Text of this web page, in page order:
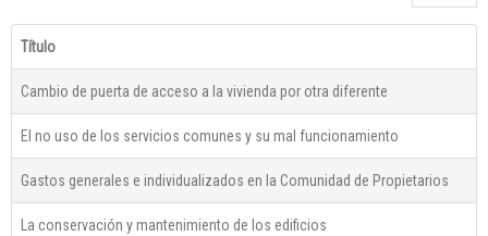
Título
Cambio de puerta de acceso a la vivienda por otra diferente
El no uso de los servicios comunes y su mal funcionamiento
Gastos generales e individualizados en la Comunidad de Propietarios
La conservación y mantenimiento de los edificios